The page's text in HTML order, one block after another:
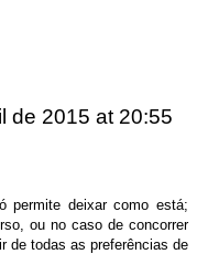
de 2015 at 20:55
permite deixar como está;
ou no caso de concorrer
de todas as preferências de